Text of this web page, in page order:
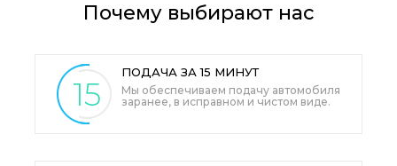
Почему выбирают нас
15
ПОДАЧА ЗА 15 МИНУТ
Мы обеспечиваем подачу автомобиля
заранее, в исправном и чистом виде.